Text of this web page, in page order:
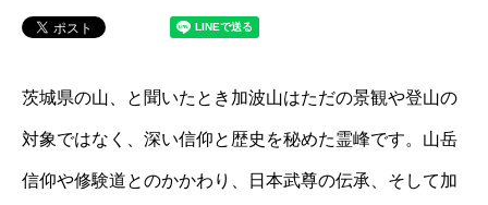
茨城県の山、と聞いたとき加波山はただの景観や登山の
対象ではなく、深い信仰と歴史を秘めた霊峰です。山岳
信仰や修験道とのかかわり、日本武尊の伝承、そして加